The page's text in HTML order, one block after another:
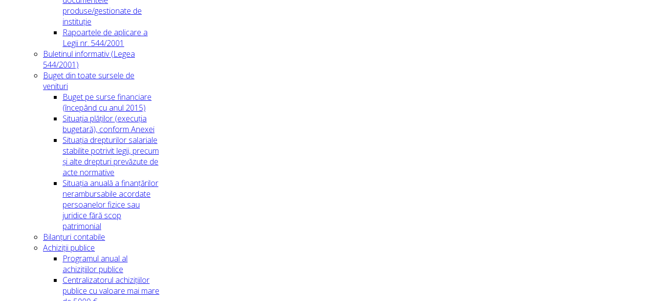
produse/gestionate de
instituție
Rapoartele de aplicare a
Legii nr. 544/2001
Buletinul informativ (Legea
544/2001)
Buget din toate sursele de
venituri
Buget pe surse financiare
(începând cu anul 2015)
Situația plăților (execuția
bugetară), conform Anexei
Situația drepturilor salariale
stabilite potrivit legii, precum
și alte drepturi prevăzute de
acte normative
Situația anuală a finanțărilor
nerambursabile acordate
persoanelor fizice sau
juridice fără scop
patrimonial
Bilanțuri contabile
Achiziții publice
Programul anual al
achizițiilor publice
Centralizatorul achizițiilor
publice cu valoare mai mare